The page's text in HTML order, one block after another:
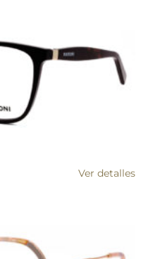
Ver detalles